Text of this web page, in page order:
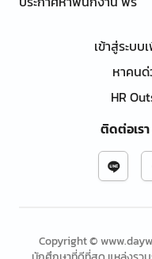
เข้าสู่ระบ
หาคนด่
HR
ติดต่อเรา
Copyright ©